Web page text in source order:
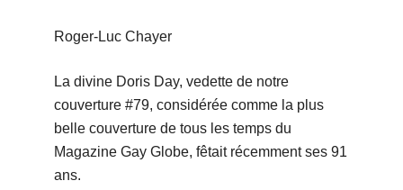
Roger-Luc Chayer
La divine Doris Day, vedette de notre
couverture #79, considérée comme la plus
belle couverture de tous les temps du
Magazine Gay Globe, fêtait récemment ses 91
ans.